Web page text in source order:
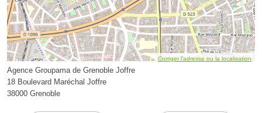
Corriger l’adresse ou la localisation
Agence Groupama de Grenoble Joffre
18 Boulevard Maréchal Joffre
38000 Grenoble